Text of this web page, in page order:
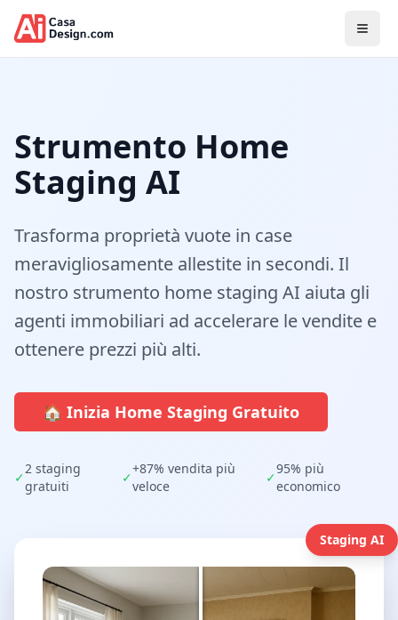
Strumento Home
Staging AI
Trasforma proprietà vuote in case
meravigliosamente allestite in secondi. Il
nostro strumento home staging AI aiuta gli
agenti immobiliari ad accelerare le vendite e
ottenere prezzi più alti.
🏠 Inizia Home Staging Gratuito
✓
2 staging
gratuiti
✓
+87% vendita più
veloce
✓
95% più
economico
Staging AI